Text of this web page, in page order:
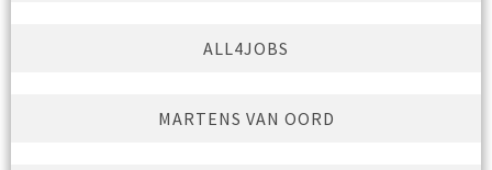
ALL4JOBS
MARTENS VAN OORD